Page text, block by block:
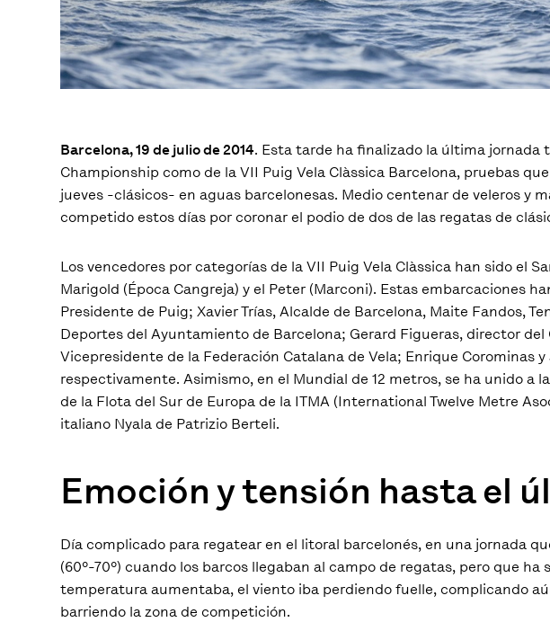
Barcelona, 19 de julio de 2014. Esta tarde ha finalizado la última jornada
Championship como de la VII Puig Vela Clàssica Barcelona, pruebas
jueves -clásicos- en aguas barcelonesas. Medio centenar de veleros y
competido estos días por coronar el podio de dos de las regatas de
Los vencedores por categorías de la VII Puig Vela Clàssica han sido el
Marigold (Época Cangreja) y el Peter (Marconi). Estas embarcaciones
Presidente de Puig; Xavier Trías, Alcalde de Barcelona, Maite Fandos,
Deportes del Ayuntamiento de Barcelona; Gerard Figueras, director del
Vicepresidente de la Federación Catalana de Vela; Enrique Corominas
respectivamente. Asimismo, en el Mundial de 12 metros, se ha unido a
de la Flota del Sur de Europa de la ITMA (International Twelve Metre
italiano Nyala de Patrizio Berteli.
Emoción y tensión hasta el
Día complicado para regatear en el litoral barcelonés, en una jornada
(60º-70º) cuando los barcos llegaban al campo de regatas, pero que
temperatura aumentaba, el viento iba perdiendo fuelle, complicando
barriendo la zona de competición.